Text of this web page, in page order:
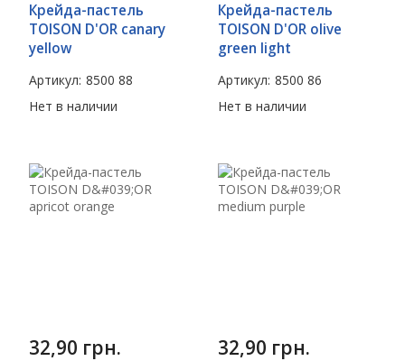
Крейда-пастель
TOISON D'OR canary
yellow
Артикул: 8500 88
Нет в наличии
Крейда-пастель
TOISON D'OR olive
green light
Артикул: 8500 86
Нет в наличии
32,90 грн. 32,90 грн.